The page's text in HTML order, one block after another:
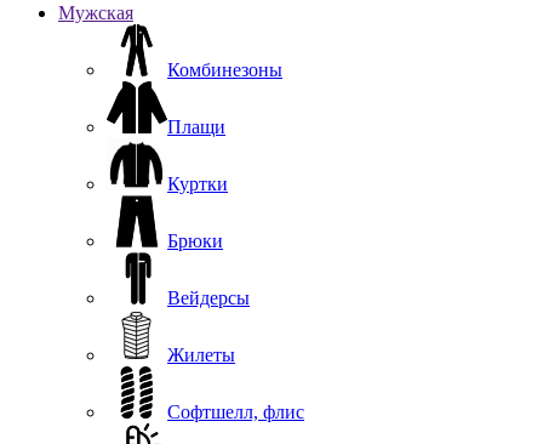
Мужская
Комбинезоны
Плащи
Куртки
Брюки
Вейдерсы
Жилеты
Софтшелл, флис